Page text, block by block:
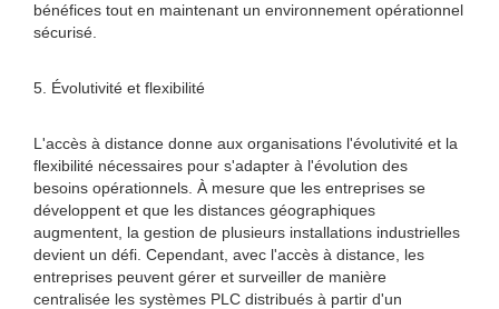
bénéfices tout en maintenant un environnement opérationnel
sécurisé.
5. Évolutivité et flexibilité
L'accès à distance donne aux organisations l'évolutivité et la
flexibilité nécessaires pour s'adapter à l'évolution des
besoins opérationnels. À mesure que les entreprises se
développent et que les distances géographiques
augmentent, la gestion de plusieurs installations industrielles
devient un défi. Cependant, avec l'accès à distance, les
entreprises peuvent gérer et surveiller de manière
centralisée les systèmes PLC distribués à partir d'un